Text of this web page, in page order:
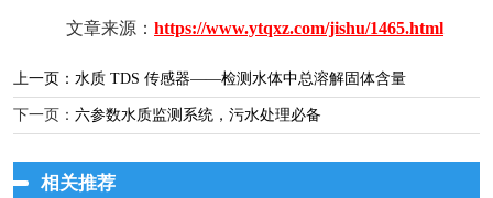
文章来源： https://www.ytqxz.com/jishu/1465.html
上一页： 水质 TDS 传感器——检测水体中总溶解固体含量
下一页： 六参数水质监测系统，污水处理必备
相关推荐